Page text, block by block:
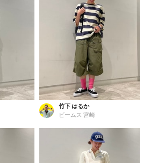
竹下 はるか
ビームス 宮崎